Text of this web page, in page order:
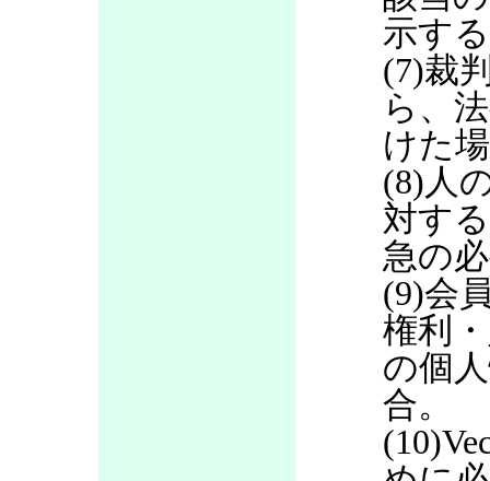
示す
(7)裁
ら、
けた
(8)人
対す
急の
(9)会
権利
の個
合。